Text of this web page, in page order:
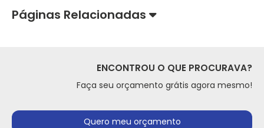
Páginas Relacionadas
ENCONTROU O QUE PROCURAVA?
Faça seu orçamento grátis agora mesmo!
Quero meu orçamento